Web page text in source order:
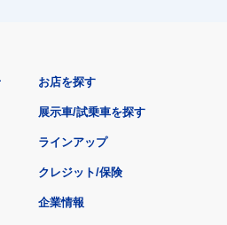
お店を探す
展示車/試乗車を探す
ラインアップ
クレジット/保険
企業情報